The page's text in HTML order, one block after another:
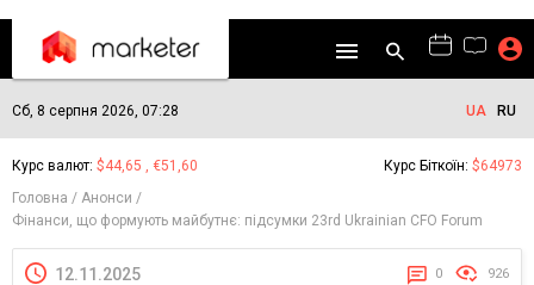
Сб, 8 серпня 2026, 07:28 UA RU
Курс валют: $44,65 , €51,60 Курс Біткоїн: $64973
Головна
Анонси
Фінанси, що формують майбутнє: підсумки 23rd Ukrainian CFO Forum
12.11.2025 0 926